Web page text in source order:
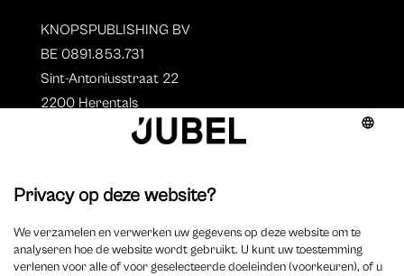
KNOPSPUBLISHING BV
BE 0891.853.731
Sint-Antoniusstraat 22
2200 Herentals
Auteurs
Overzicht auteurs
Auteur worden?